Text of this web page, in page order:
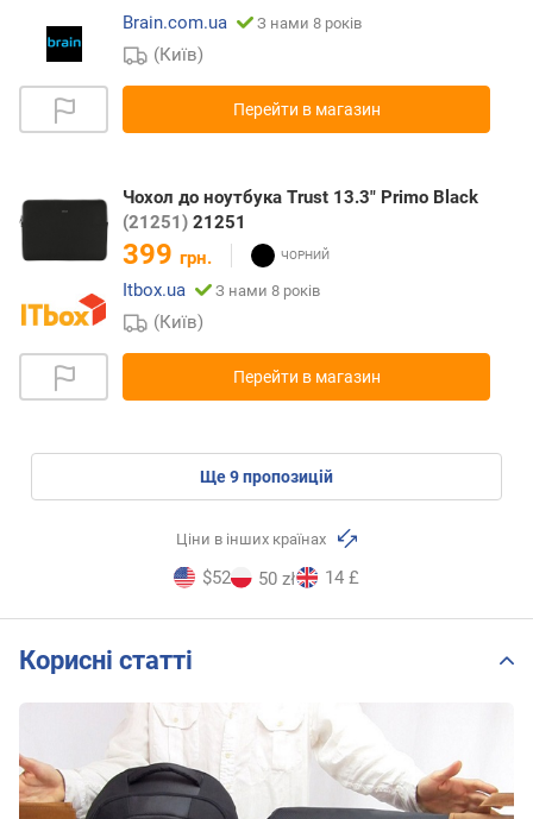
Brain.com.ua
З нами 8 років
(Київ)
Перейти в магазин
Чохол до ноутбука Trust 13.3" Primo Black
(21251) 21251
399 грн.
Itbox.ua
З нами 8 років
(Київ)
Перейти в магазин
ще9пропозицій
Ціни в інших країнах
$52 50 zł 14 £
Корисні статті